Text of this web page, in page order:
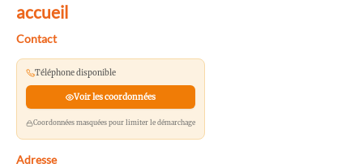
accueil
Contact
Téléphone disponible
Voir les coordonnées
Coordonnées masquées pour limiter le démarchage
Adresse